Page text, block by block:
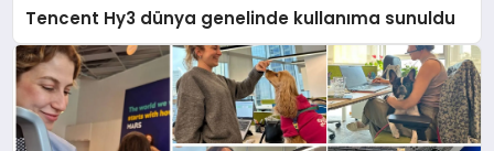
Tencent Hy3 dünya genelinde kullanıma sunuldu